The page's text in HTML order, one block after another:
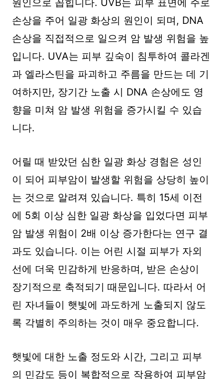
원인으로 꼽힙니다. UVB는 피부 표면에 주로
손상을 주어 일광 화상의 원인이 되며, DNA
손상을 직접적으로 일으켜 암 발생 위험을 높
입니다. UVA는 피부 깊숙이 침투하여 콜라겐
과 엘라스틴을 파괴하고 주름을 만드는 데 기
여하지만, 장기간 노출 시 DNA 손상에도 영
향을 미쳐 암 발생 위험을 증가시킬 수 있습
니다.
어릴 때 받았던 심한 일광 화상 경험은 성인
이 되어 피부암이 발생할 위험을 상당히 높이
는 것으로 알려져 있습니다. 특히 15세 이전
에 5회 이상 심한 일광 화상을 입었다면 피부
암 발생 위험이 2배 이상 증가한다는 연구 결
과도 있습니다. 이는 어린 시절 피부가 자외
선에 더욱 민감하게 반응하며, 받은 손상이
장기적으로 축적되기 때문입니다. 따라서 어
린 자녀들이 햇빛에 과도하게 노출되지 않도
록 각별히 주의하는 것이 매우 중요합니다.
햇빛에 대한 노출 정도와 시간, 그리고 피부
의 민감도 등이 복합적으로 작용하여 피부암